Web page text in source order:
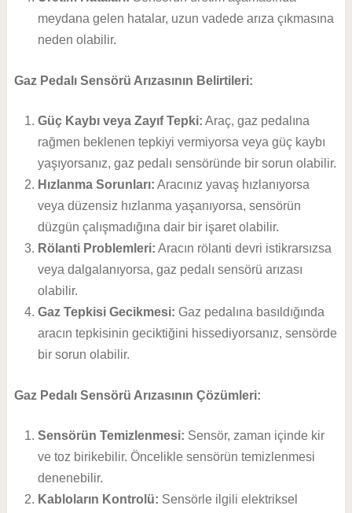
meydana gelen hatalar, uzun vadede arıza çıkmasına
neden olabilir.
Gaz Pedalı Sensörü Arızasının Belirtileri:
Güç Kaybı veya Zayıf Tepki: Araç, gaz pedalına
rağmen beklenen tepkiyi vermiyorsa veya güç kaybı
yaşıyorsanız, gaz pedalı sensöründe bir sorun olabilir.
Hızlanma Sorunları: Aracınız yavaş hızlanıyorsa
veya düzensiz hızlanma yaşanıyorsa, sensörün
düzgün çalışmadığına dair bir işaret olabilir.
Rölanti Problemleri: Aracın rölanti devri istikrarsızsa
veya dalgalanıyorsa, gaz pedalı sensörü arızası
olabilir.
Gaz Tepkisi Gecikmesi: Gaz pedalına basıldığında
aracın tepkisinin geciktiğini hissediyorsanız, sensörde
bir sorun olabilir.
Gaz Pedalı Sensörü Arızasının Çözümleri:
Sensörün Temizlenmesi: Sensör, zaman içinde kir
ve toz birikebilir. Öncelikle sensörün temizlenmesi
denenebilir.
Kabloların Kontrolü: Sensörle ilgili elektriksel